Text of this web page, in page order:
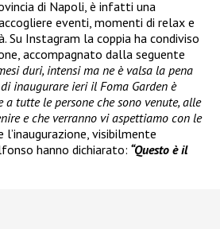
di Napoli, è infatti una
eventi, momenti di relax e
Su Instagram la coppia ha condiviso
accompagnato dalla seguente
duri, intensi ma ne è valsa la pena
inaugurare ieri il Foma Garden è
tutte le persone che sono venute, alle
e che verranno vi aspettiamo con le
l’inaugurazione, visibilmente
hanno dichiarato: “Questo è il